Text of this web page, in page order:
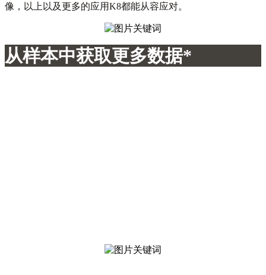
像，以上以及更多的应用K8都能从容应对。
从样本中获取更多数据*